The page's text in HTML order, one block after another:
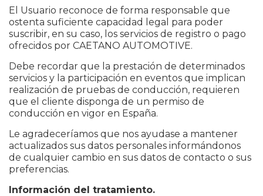
El Usuario reconoce de forma responsable que
ostenta suficiente capacidad legal para poder
suscribir, en su caso, los servicios de registro o pago
ofrecidos por CAETANO AUTOMOTIVE.
Debe recordar que la prestación de determinados
servicios y la participación en eventos que implican
realización de pruebas de conducción, requieren
que el cliente disponga de un permiso de
conducción en vigor en España.
Le agradeceríamos que nos ayudase a mantener
actualizados sus datos personales informándonos
de cualquier cambio en sus datos de contacto o sus
preferencias.
Información del tratamiento.